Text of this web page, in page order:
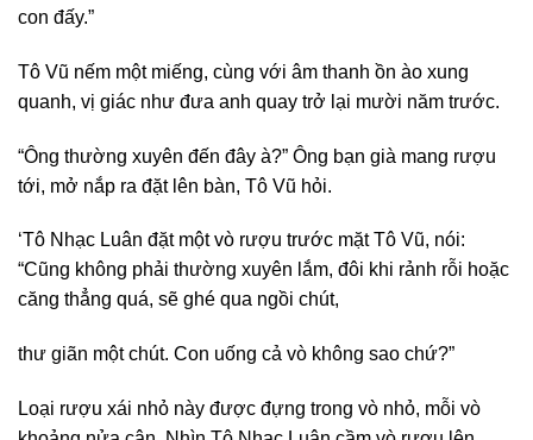
con đấy.”
Tô Vũ nếm một miếng, cùng với âm thanh ồn ào xung
quanh, vị giác như đưa anh quay trở lại mười năm trước.
“Ông thường xuyên đến đây à?” Ông bạn già mang rượu
tới, mở nắp ra đặt lên bàn, Tô Vũ hỏi.
‘Tô Nhạc Luân đặt một vò rượu trước mặt Tô Vũ, nói:
“Cũng không phải thường xuyên lắm, đôi khi rảnh rỗi hoặc
căng thẳng quá, sẽ ghé qua ngồi chút,
thư giãn một chút. Con uống cả vò không sao chứ?”
Loại rượu xái nhỏ này được đựng trong vò nhỏ, mỗi vò